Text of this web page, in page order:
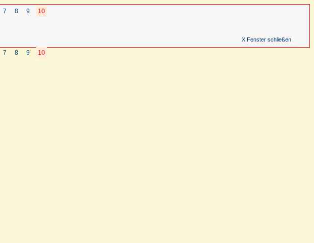
7 8 9 10
X Fenster schließen
7 8 9 10